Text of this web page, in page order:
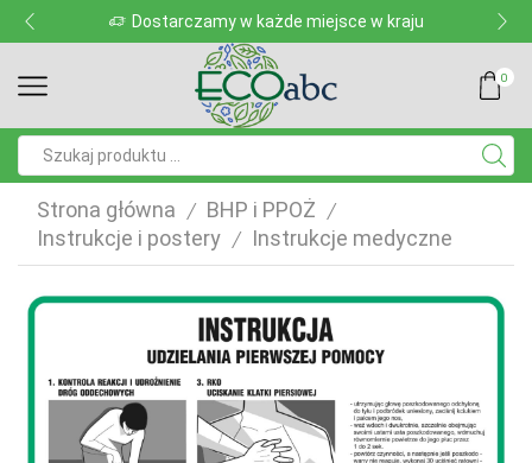
Dostarczamy w każde miejsce w kraju
0
Strona główna / BHP i PPOŻ /
Instrukcje i postery / Instrukcje medyczne